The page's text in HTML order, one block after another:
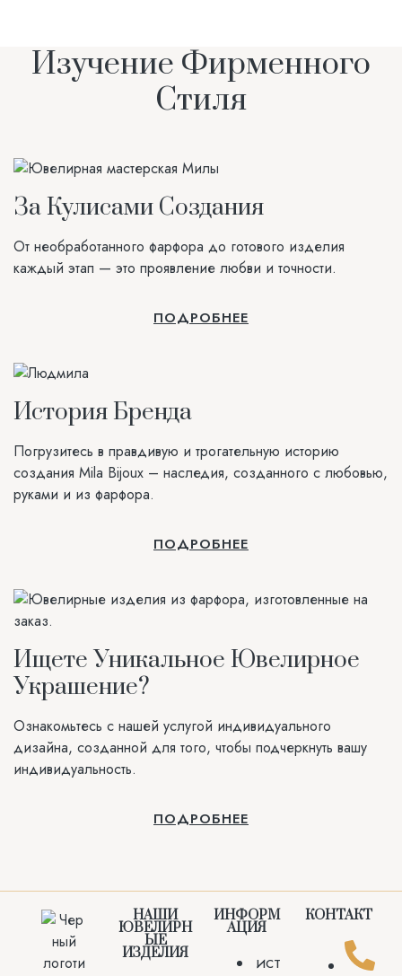
Изучение Фирменного
Стиля
За Кулисами Создания
От необработанного фарфора до готового изделия
каждый этап — это проявление любви и точности.
ПОДРОБНЕЕ
История Бренда
Погрузитесь в правдивую и трогательную историю
создания Mila Bijoux – наследия, созданного с любовью,
руками и из фарфора.
ПОДРОБНЕЕ
Ищете Уникальное Ювелирное
Украшение?
Ознакомьтесь с нашей услугой индивидуального
дизайна, созданной для того, чтобы подчеркнуть вашу
индивидуальность.
ПОДРОБНЕЕ
НАШИ
ЮВЕЛИРН
ЫЕ
ИЗДЕЛИЯ
ИНФОРМ
АЦИЯ
ИСТ
КОНТАКТ